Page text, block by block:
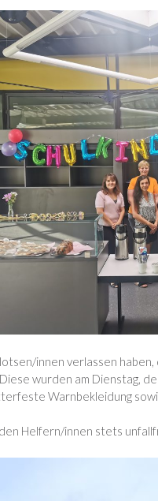
innen verlassen
wurden am Dienstag,
Warnbekleidung
Helfern/innen stets